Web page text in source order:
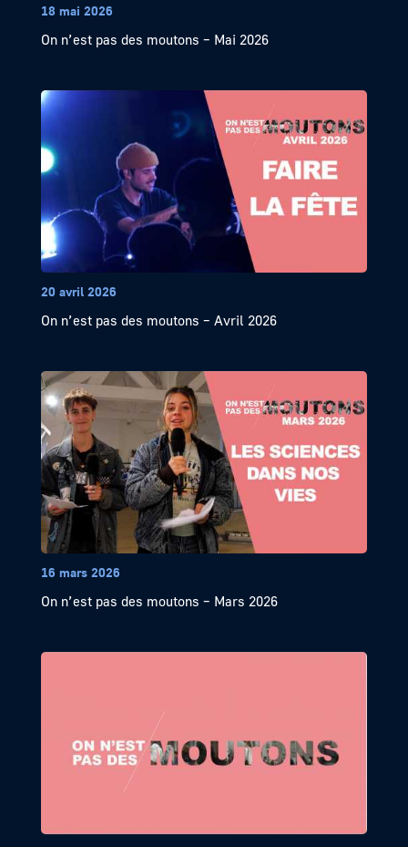
18 mai 2026
On n’est pas des moutons – Mai 2026
20 avril 2026
On n’est pas des moutons – Avril 2026
16 mars 2026
On n’est pas des moutons – Mars 2026